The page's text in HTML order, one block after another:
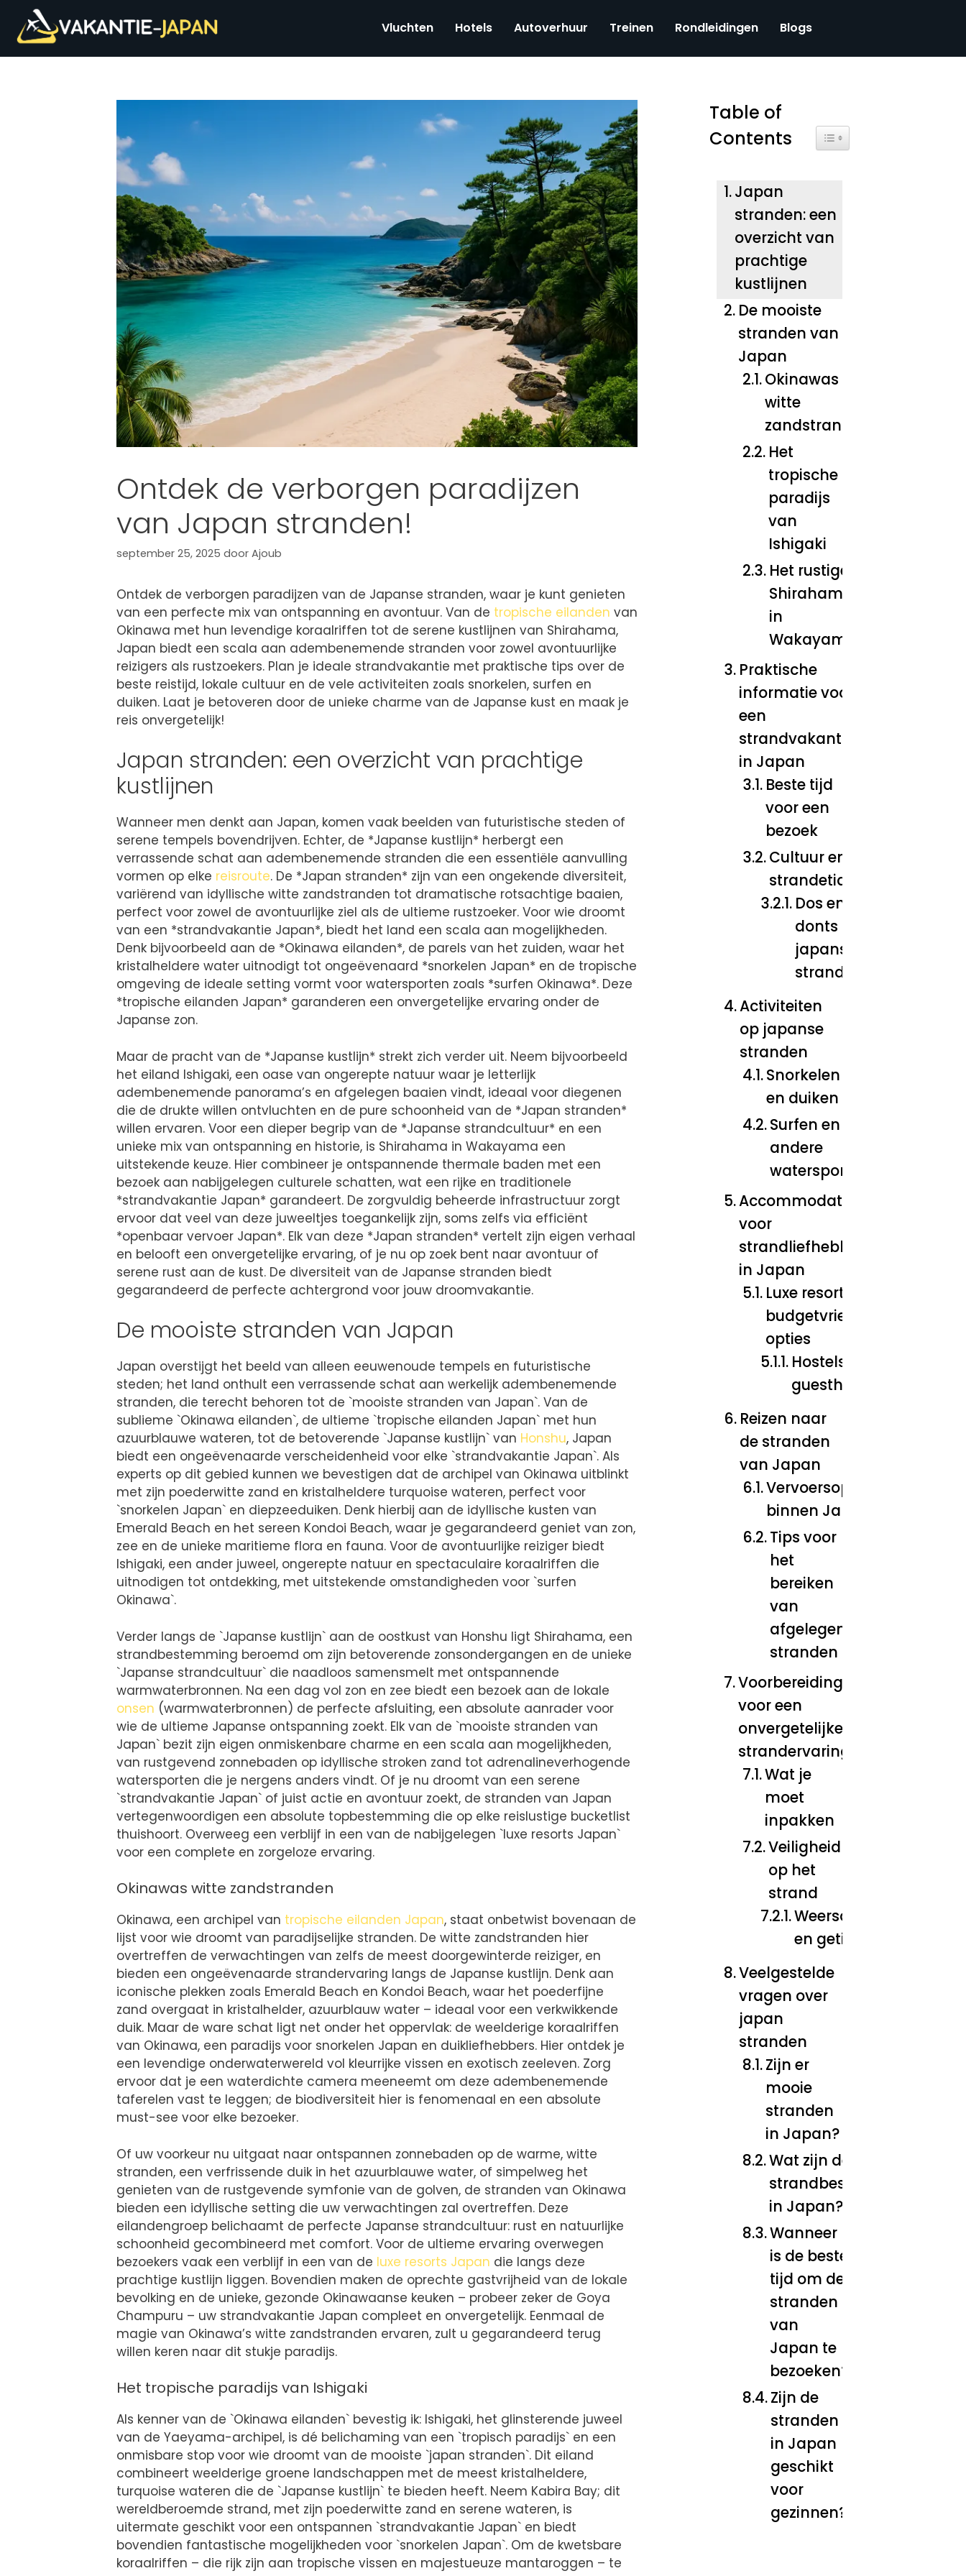
Vluchten Hotels Autoverhuur Treinen Rondleidingen Blogs
Ontdek de verborgen paradijzen
van Japan stranden!
september 25, 2025 door Ajoub
Ontdek de verborgen paradijzen van de Japanse stranden, waar je kunt genieten
van een perfecte mix van ontspanning en avontuur. Van de tropische eilanden van
Okinawa met hun levendige koraalriffen tot de serene kustlijnen van Shirahama,
Japan biedt een scala aan adembenemende stranden voor zowel avontuurlijke
reizigers als rustzoekers. Plan je ideale strandvakantie met praktische tips over de
beste reistijd, lokale cultuur en de vele activiteiten zoals snorkelen, surfen en
duiken. Laat je betoveren door de unieke charme van de Japanse kust en maak je
reis onvergetelijk!
Japan stranden: een overzicht van prachtige
kustlijnen
Wanneer men denkt aan Japan, komen vaak beelden van futuristische steden of
serene tempels bovendrijven. Echter, de *Japanse kustlijn* herbergt een
verrassende schat aan adembenemende stranden die een essentiële aanvulling
vormen op elke reisroute. De *Japan stranden* zijn van een ongekende diversiteit,
variërend van idyllische witte zandstranden tot dramatische rotsachtige baaien,
perfect voor zowel de avontuurlijke ziel als de ultieme rustzoeker. Voor wie droomt
van een *strandvakantie Japan*, biedt het land een scala aan mogelijkheden.
Denk bijvoorbeeld aan de *Okinawa eilanden*, de parels van het zuiden, waar het
kristalheldere water uitnodigt tot ongeëvenaard *snorkelen Japan* en de tropische
omgeving de ideale setting vormt voor watersporten zoals *surfen Okinawa*. Deze
*tropische eilanden Japan* garanderen een onvergetelijke ervaring onder de
Japanse zon.
Maar de pracht van de *Japanse kustlijn* strekt zich verder uit. Neem bijvoorbeeld
het eiland Ishigaki, een oase van ongerepte natuur waar je letterlijk
adembenemende panorama’s en afgelegen baaien vindt, ideaal voor diegenen
die de drukte willen ontvluchten en de pure schoonheid van de *Japan stranden*
willen ervaren. Voor een dieper begrip van de *Japanse strandcultuur* en een
unieke mix van ontspanning en historie, is Shirahama in Wakayama een
uitstekende keuze. Hier combineer je ontspannende thermale baden met een
bezoek aan nabijgelegen culturele schatten, wat een rijke en traditionele
*strandvakantie Japan* garandeert. De zorgvuldig beheerde infrastructuur zorgt
ervoor dat veel van deze juweeltjes toegankelijk zijn, soms zelfs via efficiënt
*openbaar vervoer Japan*. Elk van deze *Japan stranden* vertelt zijn eigen verhaal
en belooft een onvergetelijke ervaring, of je nu op zoek bent naar avontuur of
serene rust aan de kust. De diversiteit van de Japanse stranden biedt
gegarandeerd de perfecte achtergrond voor jouw droomvakantie.
De mooiste stranden van Japan
Japan overstijgt het beeld van alleen eeuwenoude tempels en futuristische
steden; het land onthult een verrassende schat aan werkelijk adembenemende
stranden, die terecht behoren tot de `mooiste stranden van Japan`. Van de
sublieme `Okinawa eilanden`, de ultieme `tropische eilanden Japan` met hun
azuurblauwe wateren, tot de betoverende `Japanse kustlijn` van Honshu, Japan
biedt een ongeëvenaarde verscheidenheid voor elke `strandvakantie Japan`. Als
experts op dit gebied kunnen we bevestigen dat de archipel van Okinawa uitblinkt
met zijn poederwitte zand en kristalheldere turquoise wateren, perfect voor
`snorkelen Japan` en diepzeeduiken. Denk hierbij aan de idyllische kusten van
Emerald Beach en het sereen Kondoi Beach, waar je gegarandeerd geniet van zon,
zee en de unieke maritieme flora en fauna. Voor de avontuurlijke reiziger biedt
Ishigaki, een ander juweel, ongerepte natuur en spectaculaire koraalriffen die
uitnodigen tot ontdekking, met uitstekende omstandigheden voor `surfen
Okinawa`.
Verder langs de `Japanse kustlijn` aan de oostkust van Honshu ligt Shirahama, een
strandbestemming beroemd om zijn betoverende zonsondergangen en de unieke
`Japanse strandcultuur` die naadloos samensmelt met ontspannende
warmwaterbronnen. Na een dag vol zon en zee biedt een bezoek aan de lokale
onsen (warmwaterbronnen) de perfecte afsluiting, een absolute aanrader voor
wie de ultieme Japanse ontspanning zoekt. Elk van de `mooiste stranden van
Japan` bezit zijn eigen onmiskenbare charme en een scala aan mogelijkheden,
van rustgevend zonnebaden op idyllische stroken zand tot adrenalineverhogende
watersporten die je nergens anders vindt. Of je nu droomt van een serene
`strandvakantie Japan` of juist actie en avontuur zoekt, de stranden van Japan
vertegenwoordigen een absolute topbestemming die op elke reislustige bucketlist
thuishoort. Overweeg een verblijf in een van de nabijgelegen `luxe resorts Japan`
voor een complete en zorgeloze ervaring.
Okinawas witte zandstranden
Okinawa, een archipel van tropische eilanden Japan, staat onbetwist bovenaan de
lijst voor wie droomt van paradijselijke stranden. De witte zandstranden hier
overtreffen de verwachtingen van zelfs de meest doorgewinterde reiziger, en
bieden een ongeëvenaarde strandervaring langs de Japanse kustlijn. Denk aan
iconische plekken zoals Emerald Beach en Kondoi Beach, waar het poederfijne
zand overgaat in kristalhelder, azuurblauw water – ideaal voor een verkwikkende
duik. Maar de ware schat ligt net onder het oppervlak: de weelderige koraalriffen
van Okinawa, een paradijs voor snorkelen Japan en duikliefhebbers. Hier ontdek je
een levendige onderwaterwereld vol kleurrijke vissen en exotisch zeeleven. Zorg
ervoor dat je een waterdichte camera meeneemt om deze adembenemende
taferelen vast te leggen; de biodiversiteit hier is fenomenaal en een absolute
must-see voor elke bezoeker.
Of uw voorkeur nu uitgaat naar ontspannen zonnebaden op de warme, witte
stranden, een verfrissende duik in het azuurblauwe water, of simpelweg het
genieten van de rustgevende symfonie van de golven, de stranden van Okinawa
bieden een idyllische setting die uw verwachtingen zal overtreffen. Deze
eilandengroep belichaamt de perfecte Japanse strandcultuur: rust en natuurlijke
schoonheid gecombineerd met comfort. Voor de ultieme ervaring overwegen
bezoekers vaak een verblijf in een van de luxe resorts Japan die langs deze
prachtige kustlijn liggen. Bovendien maken de oprechte gastvrijheid van de lokale
bevolking en de unieke, gezonde Okinawaanse keuken – probeer zeker de Goya
Champuru – uw strandvakantie Japan compleet en onvergetelijk. Eenmaal de
magie van Okinawa’s witte zandstranden ervaren, zult u gegarandeerd terug
willen keren naar dit stukje paradijs.
Het tropische paradijs van Ishigaki
Als kenner van de `Okinawa eilanden` bevestig ik: Ishigaki, het glinsterende juweel
van de Yaeyama-archipel, is dé belichaming van een `tropisch paradijs` en een
onmisbare stop voor wie droomt van de mooiste `japan stranden`. Dit eiland
combineert weelderige groene landschappen met de meest kristalheldere,
turquoise wateren die de `Japanse kustlijn` te bieden heeft. Neem Kabira Bay; dit
wereldberoemde strand, met zijn poederwitte zand en serene wateren, is
uitermate geschikt voor een ontspannen `strandvakantie Japan` en biedt
bovendien fantastische mogelijkheden voor `snorkelen Japan`. Om de kwetsbare
koraalriffen – die rijk zijn aan tropische vissen en majestueuze mantaroggen – te
Table of
Contents
Toggle Table of Content
Japan
stranden: een
overzicht van
prachtige
kustlijnen
De mooiste
stranden van
Japan
Okinawas
witte
zandstranden
Het
tropische
paradijs
van
Ishigaki
Het rustige
Shirahama
in
Wakayama
Praktische
informatie voor
een
strandvakantie
in Japan
Beste tijd
voor een
bezoek
Cultuur en
strandetiquette
Dos en
donts op
japanse
stranden
Activiteiten
op japanse
stranden
Snorkelen
en duiken
Surfen en
andere
watersporten
Accommodatie
voor
strandliefhebbers
in Japan
Luxe resorts en
budgetvriendelijke
opties
Hostels en
guesthouses
Reizen naar
de stranden
van Japan
Vervoersopties
binnen Japan
Tips voor
het
bereiken
van
afgelegen
stranden
Voorbereiding
voor een
onvergetelijke
strandervaring
Wat je
moet
inpakken
Veiligheid
op het
strand
en getijden
Veelgestelde
vragen over
japan
stranden
Zijn er
mooie
stranden
in Japan?
Wat zijn de beste
strandbestemmingen
in Japan?
Wanneer
is de beste
tijd om de
stranden
van
Japan te
bezoeken?
Zijn de
stranden
in Japan
geschikt
voor
gezinnen?